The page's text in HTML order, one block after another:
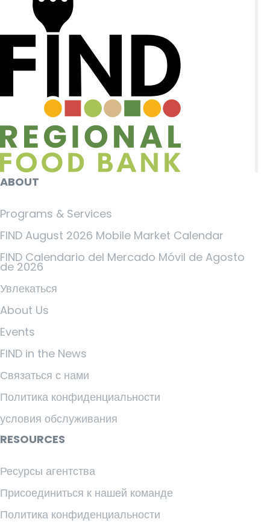
ABOUT
Programs & Services
FIND August 2026 Mobile Market Calendar
FIND Calendario del Mercado Móvil de Agosto
de 2026
Увлекаться
About Us
Events
FIND in the News
Связаться с нами
Политика конфиденциальности
условия обслуживания
RESOURCES
Ресурсы агентства
Присоединиться к нашей команде
Политика конфиденциальности